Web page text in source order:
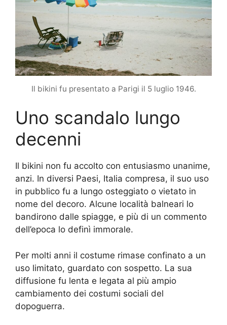
Il bikini fu presentato a Parigi il 5 luglio 1946.
Uno scandalo lungo
decenni
Il bikini non fu accolto con entusiasmo unanime,
anzi. In diversi Paesi, Italia compresa, il suo uso
in pubblico fu a lungo osteggiato o vietato in
nome del decoro. Alcune località balneari lo
bandirono dalle spiagge, e più di un commento
dell’epoca lo definì immorale.
Per molti anni il costume rimase confinato a un
uso limitato, guardato con sospetto. La sua
diffusione fu lenta e legata al più ampio
cambiamento dei costumi sociali del
dopoguerra.